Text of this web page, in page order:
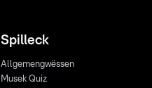
Spilleck
Allgemengwëssen
Musek Quiz